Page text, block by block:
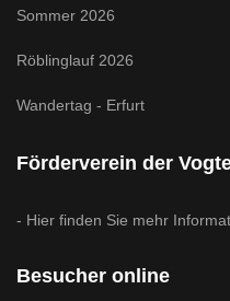
Sommer 2026
Röblinglauf 2026
Wandertag - Erfurt
Förderverein der
- Hier finden Sie mehr
Besucher online